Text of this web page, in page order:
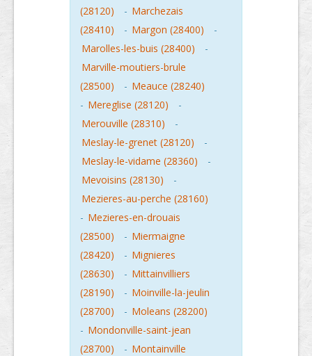
(28120)
- Marchezais
(28410)
- Margon (28400)
-
Marolles-les-buis (28400)
-
Marville-moutiers-brule
(28500)
- Meauce (28240)
- Mereglise (28120)
-
Merouville (28310)
-
Meslay-le-grenet (28120)
-
Meslay-le-vidame (28360)
-
Mevoisins (28130)
-
Mezieres-au-perche (28160)
- Mezieres-en-drouais
(28500)
- Miermaigne
(28420)
- Mignieres
(28630)
- Mittainvilliers
(28190)
- Moinville-la-jeulin
(28700)
- Moleans (28200)
- Mondonville-saint-jean
(28700)
- Montainville